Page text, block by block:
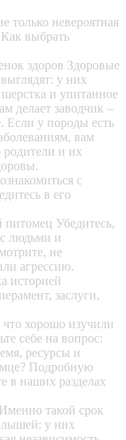
только невероятная
Как выбрать
здоров Здоровые
у них
и упитанное
делает заводчик –
Если у породы есть
вам
родители и их
с
в его
питомец Убедитесь,
людьми и
не
агрессию.
историей
заслуги,
что хорошо изучили
себе на вопрос:
ресурсы и
Подробную
в наших разделах
Именно такой срок
у них